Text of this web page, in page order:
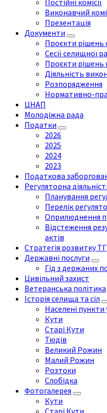
Постійні комісії
Виконавчий
Презентація
Документи
Проєкти рішень
Сесії селищної
Проєкти рішень
Діяльність
Розпорядження
Нормативно-
ЦНАП
Молодіжна рада
Податки
2026
2025
2024
2023
Податкова
Регуляторна
Планування
Перелік
Оприлюднення
Відстеження
актів
Стратегія розвитку ТГ
Державні послуги
Гід з держаних
Цивільний захист
Ветеранська політика
Історія селища та сіл
Населені пункти
Кути
Старі Кути
Тюдів
Великий Рожин
Малий Рожин
Розтоки
Слобідка
Фотогалерея
Кути
Старі Кути